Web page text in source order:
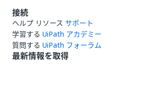
接続
ヘルプ リソース サポート
学習する UiPath アカデミー
質問する UiPath フォーラム
最新情報を取得